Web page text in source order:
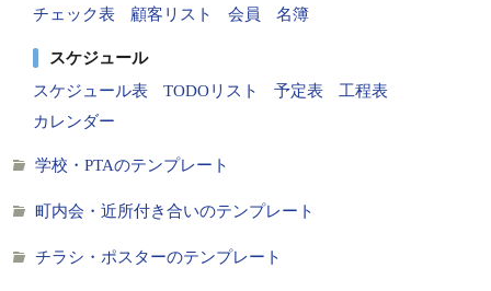
チェック表
顧客リスト 会員 名簿
スケジュール
スケジュール表
TODOリスト 予定表
工程表
カレンダー
学校・PTAのテンプレート
町内会・近所付き合いのテンプレート
チラシ・ポスターのテンプレート